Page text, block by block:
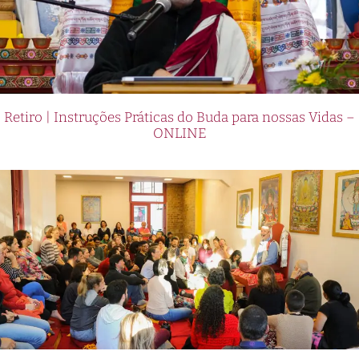
Retiro | Instruções Práticas do Buda para nossas Vidas –
ONLINE